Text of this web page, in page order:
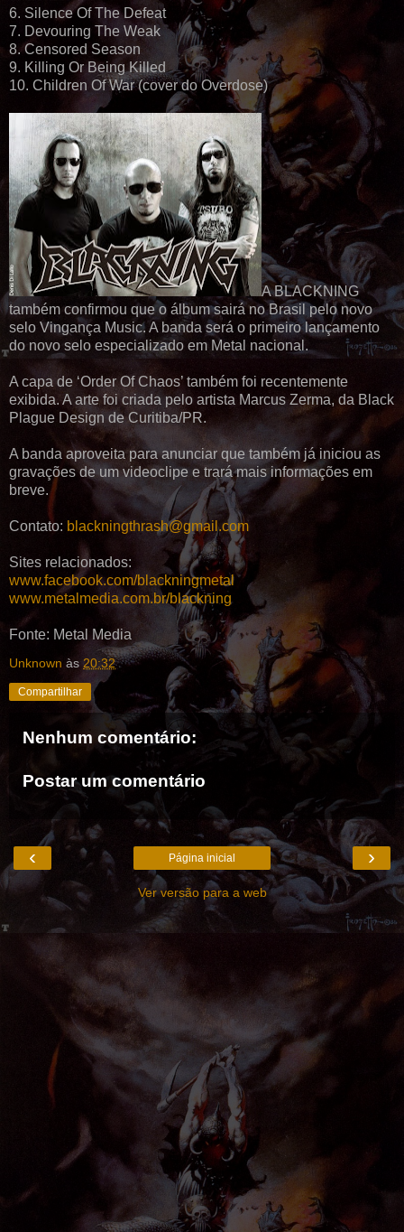
6. Silence Of The Defeat
7. Devouring The Weak
8. Censored Season
9. Killing Or Being Killed
10. Children Of War (cover do Overdose)
A BLACKNING
também confirmou que o álbum sairá no Brasil pelo novo
selo Vingança Music. A banda será o primeiro lançamento
do novo selo especializado em Metal nacional.
A capa de ‘Order Of Chaos’ também foi recentemente
exibida. A arte foi criada pelo artista Marcus Zerma, da Black
Plague Design de Curitiba/PR.
A banda aproveita para anunciar que também já iniciou as
gravações de um videoclipe e trará mais informações em
breve.
Contato: blackningthrash@gmail.com
Sites relacionados:
www.facebook.com/blackningmetal
www.metalmedia.com.br/blackning
Fonte: Metal Media
Unknown às 20:32
Compartilhar
Nenhum comentário:
Postar um comentário
‹ ›
Página inicial
Ver versão para a web